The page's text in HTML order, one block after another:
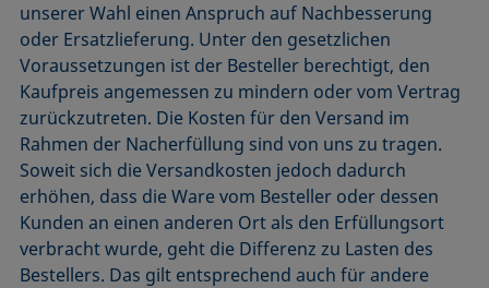
unserer Wahl einen Anspruch auf Nachbesserung
oder Ersatzlieferung. Unter den gesetzlichen
Voraussetzungen ist der Besteller berechtigt, den
Kaufpreis angemessen zu mindern oder vom Vertrag
zurückzutreten. Die Kosten für den Versand im
Rahmen der Nacherfüllung sind von uns zu tragen.
Soweit sich die Versandkosten jedoch dadurch
erhöhen, dass die Ware vom Besteller oder dessen
Kunden an einen anderen Ort als den Erfüllungsort
verbracht wurde, geht die Differenz zu Lasten des
Bestellers. Das gilt entsprechend auch für andere